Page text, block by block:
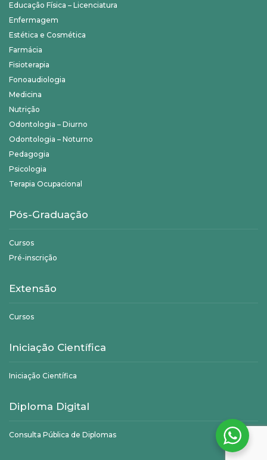
Educação Física – Licenciatura
Enfermagem
Estética e Cosmética
Farmácia
Fisioterapia
Fonoaudiologia
Medicina
Nutrição
Odontologia – Diurno
Odontologia – Noturno
Pedagogia
Psicologia
Terapia Ocupacional
Pós-Graduação
Cursos
Pré-inscrição
Extensão
Cursos
Iniciação Científica
Iniciação Científica
Diploma Digital
Consulta Pública de Diplomas